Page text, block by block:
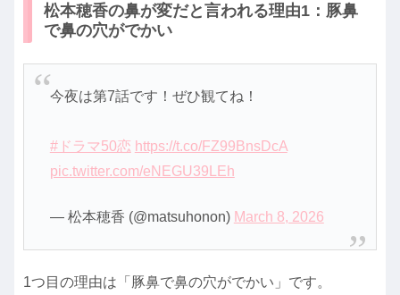
松本穂香の鼻が変だと言われる理由1：豚鼻
で鼻の穴がでかい
今夜は第7話です！ぜひ観てね！
#ドラマ50恋 https://t.co/FZ99BnsDcA
pic.twitter.com/eNEGU39LEh
— 松本穂香 (@matsuhonon) March 8, 2026
1つ目の理由は「豚鼻で鼻の穴がでかい」です。